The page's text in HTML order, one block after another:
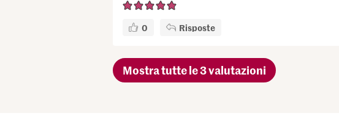
0 Risposte
Mostra tutte le 3 valutazioni